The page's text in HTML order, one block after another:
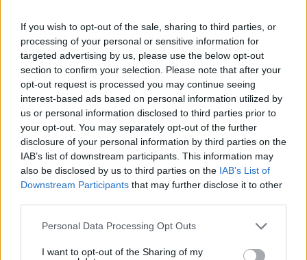
If you wish to opt-out of the sale, sharing to third parties, or
processing of your personal or sensitive information for
targeted advertising by us, please use the below opt-out
section to confirm your selection. Please note that after your
opt-out request is processed you may continue seeing
interest-based ads based on personal information utilized by
us or personal information disclosed to third parties prior to
your opt-out. You may separately opt-out of the further
disclosure of your personal information by third parties on the
IAB’s list of downstream participants. This information may
also be disclosed by us to third parties on the IAB’s List of
Downstream Participants that may further disclose it to other
Please note that this website/app uses one or more Google
not limited to your visit or usage behaviour. You may click to
Personal Data Processing Opt Outs
I want to opt-out of the Sharing of my
δομής που υφίσταται»,εξήγησε ο κ.
Γεραπετρίτης.«Αυτά στην Ελλάδα δεν έχουν
υπάρξει», σημείωσε ο ίδιος.
«Μιλάμε στηνπραγματικότητα για μια
συγκροτημένη λειτουργικά δομή, η οποία
φαίνεται να ασκεί πολύ μεγάλη επίδραση,
κυρίως στη Δικαιοσύνη», τόνισε ο υπουργός
Επικρατείας, κρούοντας τον κώδωνα για τη
διαφύλαξη της δημοκρατίας και καλώντας για
το λόγο αυτό σε«θεσμική εγρήγορση».
Γεραπετρίτηςιεράρχησε το«ντόμινο